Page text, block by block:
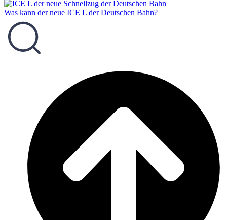
Was kann der neue ICE L der Deutschen Bahn?